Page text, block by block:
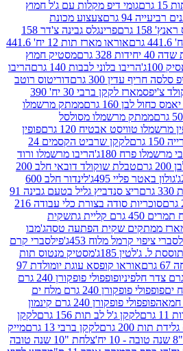
גומי דיפ מקלות עם ג'ל חמוץ
רביעייה 94 גרם
צעצוע מכונת
158 גרם
פרינגלס גבינה צ'דר 158
אוראו מארז תות 12 יח' 441.6
328 גרם
מסטיק חמוץ
הריבו בלוני לבבות 140 גרם
הריבו
חריף עדין 300 גרם
דוריטוס רוטב
צ'יפס
מארז לקקן ברבי 30 יח' 390
כחול לבן 160 גרם
ממתק מרשמלו
ממתק מרשמלו מסולסל
מרשמלו טוויסט אבטיח 120 גרם
פופין
גרם
לקקן שרביט הקסמים 24
מרשמלו פרח 180ג'
הריבו מרשמלו ורוד
טבלת שוקולד דובאי חלב 200
גולון באטר פליי 495ג'
לינדור חלב 600
ריצ סנדביץ גליל בטעם גבינה 91
סוכריות סודה בצורת כלי עבודה 216
450 גרם קליית גת
שקית
ממתקים שקית הפתעה טסהג'מבו
ציפוי קרמל מלוח 453ג'
פילסברי קרם
ל. ג'לטין 185ג'
מסטיק מנטוס תות
אוראו קופסא עוגת יומולדת 97
פופפולי פופקורן 240 גרם
פופפולי פופקורן 240 גרם מלח ים
פופפולי פופקורן 240 גרם קינמון
לקקן ג'ל לב תות 156 גרם
לקקן
תות 200 גרם לקקן ברבי 13 גרם
מייק
צלחת "10 שנה טובה